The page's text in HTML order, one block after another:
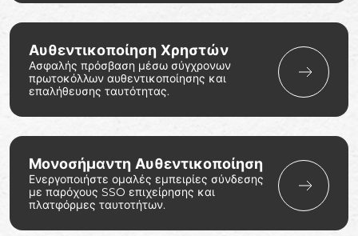
Αυθεντικοποίηση Χρηστών
Ασφαλής πρόσβαση μέσω σύγχρονων
πρωτοκόλλων αυθεντικοποίησης και
επαλήθευσης ταυτότητας.
Μονοσήμαντη Αυθεντικοποίηση
Ενεργοποιήστε ομαλές εμπειρίες σύνδεσης
με παρόχους SSO επιχείρησης και
πλατφόρμες ταυτοτήτων.